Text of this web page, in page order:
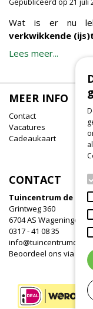
Gepubliceerd op 21 juli
Wat is er nu
verkwikkende
Lees meer...
MEER INFO
Contact
Vacatures
Cadeaukaart
CONTACT
Tuincentrum de
Grintweg 360
6704 AS Wageningen
0317 - 41 08 35
Beoordeel ons via